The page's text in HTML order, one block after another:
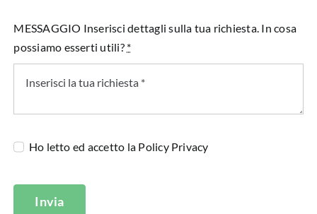
MESSAGGIO Inserisci dettagli sulla tua richiesta. In cosa
possiamo esserti utili? *
Ho letto ed accetto la Policy Privacy
Invia